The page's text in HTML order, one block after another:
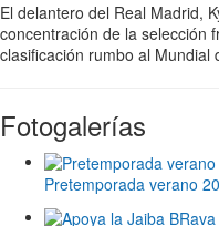
El delantero del Real Madrid,
concentración de la selección
clasificación rumbo al Mundial
Fotogalerías
Pretemporada verano